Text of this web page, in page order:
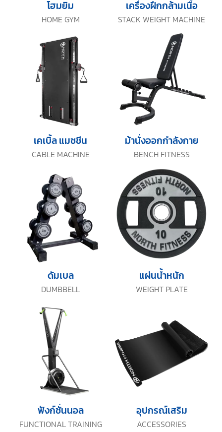
HOME GYM
โฮมยิม
STACK WEIGHT MACHINE
เครื่องฝึกกล้ามเนื้อ
CABLE MACHINE
เคเบิ้ล แมชชีน
BENCH FITNESS
ม้านั่งออกกำลังกาย
DUMBBELL
ดัมเบล
WEIGHT PLATE
แผ่นน้ำหนัก
FUNCTIONAL TRAINING
ฟังก์ชั่นนอล
ACCESSORIES
อุปกรณ์เสริม